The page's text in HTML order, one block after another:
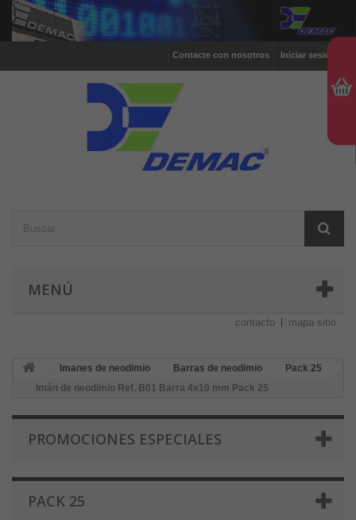
Iniciar sesión
Contacte con nosotros
MENÚ
contacto mapa sitio
Imanes de neodimio Barras de neodimio
Pack 25
Imán de neodimio Ref. B01 Barra 4x10 mm Pack 25
PROMOCIONES ESPECIALES
PACK 25